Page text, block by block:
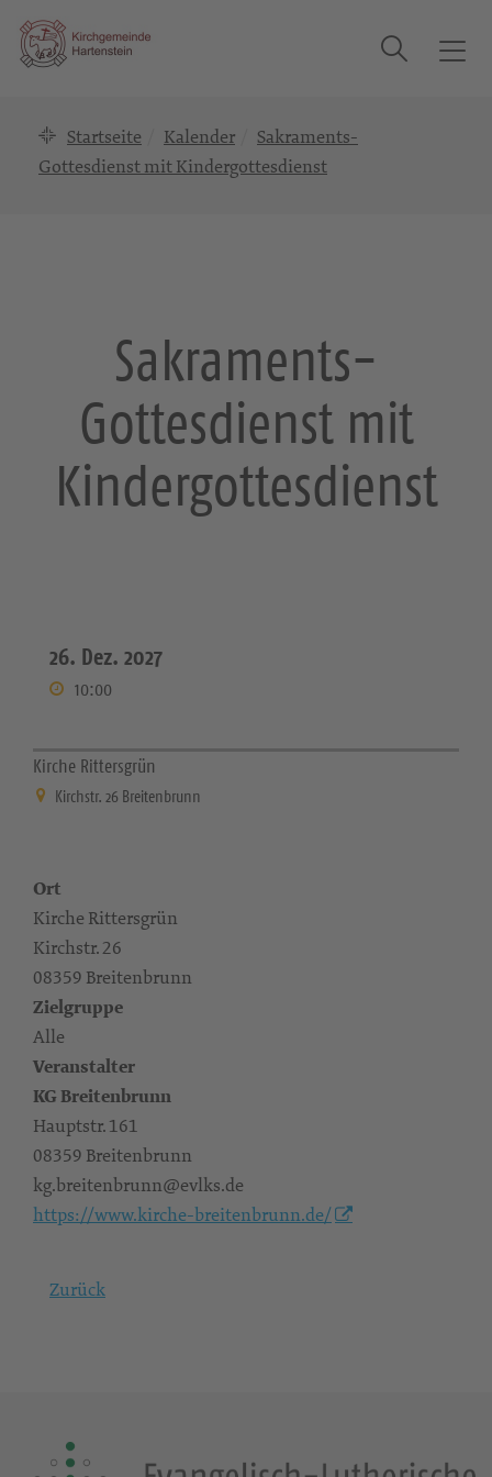
T
Suche
Startseite Kalender
Sakraments-
Gottesdienst mit Kindergottesdienst
Sakraments-
Gottesdienst mit
Kindergottesdienst
26. Dez. 2027
10:00
Kirche Rittersgrün
Kirchstr. 26 Breitenbrunn
Ort
Kirche Rittersgrün
Kirchstr. 26
08359 Breitenbrunn
Zielgruppe
Alle
Veranstalter
KG Breitenbrunn
Hauptstr. 161
08359 Breitenbrunn
kg.breitenbrunn@evlks.de
https://www.kirche-breitenbrunn.de/
Zurück